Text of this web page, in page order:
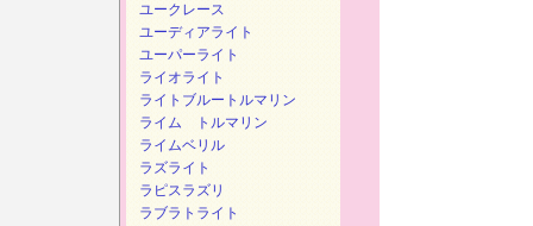
ユークレース
ユーディアライト
ユーパーライト
ライオライト
ライトブルートルマリン
ライム トルマリン
ライムベリル
ラズライト
ラピスラズリ
ラブラトライト